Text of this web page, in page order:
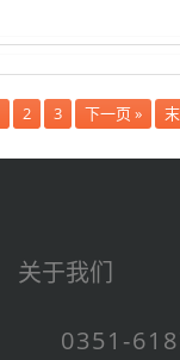
2 3 下一页 »
关于我们
0351-